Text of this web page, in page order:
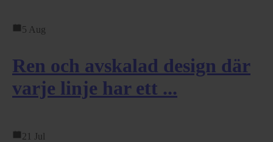
5 Aug
Ren och avskalad design där
varje linje har ett ...
21 Jul